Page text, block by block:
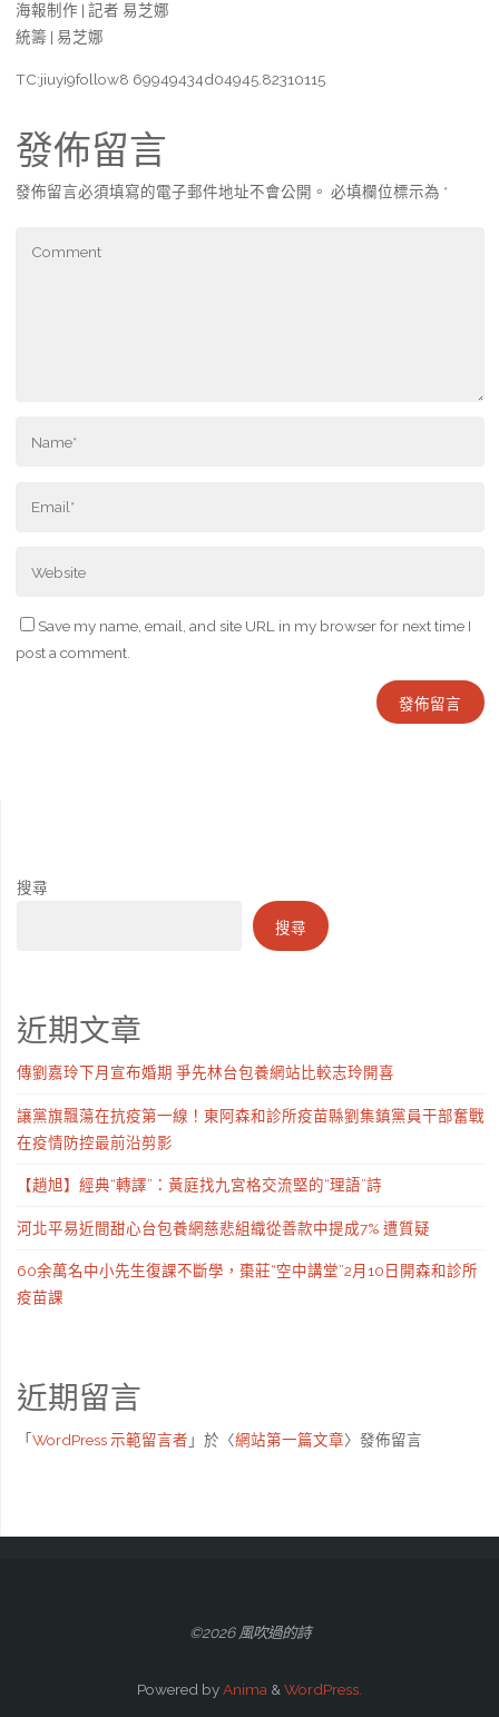
海報制作 | 記者 易芝娜
統籌 | 易芝娜
TC:jiuyi9follow8 69949434d04945.82310115
發佈留言
發佈留言必須填寫的電子郵件地址不會公開。 必填欄位標示為 *
Save my name, email, and site URL in my browser for next time I
post a comment.
搜尋
搜尋
近期文章
傳劉嘉玲下月宣布婚期 爭先林台包養網站比較志玲開喜
讓黨旗飄蕩在抗疫第一線！東阿森和診所疫苗縣劉集鎮黨員干部奮戰
在疫情防控最前沿剪影
【趙旭】經典“轉譯”：黃庭找九宮格交流堅的“理語”詩
河北平易近間甜心台包養網慈悲組織從善款中提成7% 遭質疑
60余萬名中小先生復課不斷學，棗莊“空中講堂”2月10日開森和診所
疫苗課
近期留言
「 WordPress 示範留言者 」於〈網站第一篇文章〉發佈留言
©2026 風吹過的詩
Powered byAnima & WordPress.